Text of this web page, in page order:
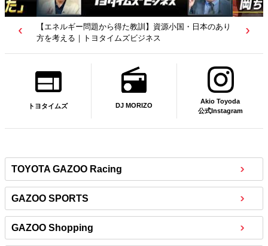
【エネルギー問題から得た教訓】資源小国・日本のあり
方を考える｜トヨタイムズビジネス
トヨタイムズ DJ MORIZO
Akio Toyoda
公式Instagram
TOYOTA GAZOO Racing
GAZOO SPORTS
GAZOO Shopping